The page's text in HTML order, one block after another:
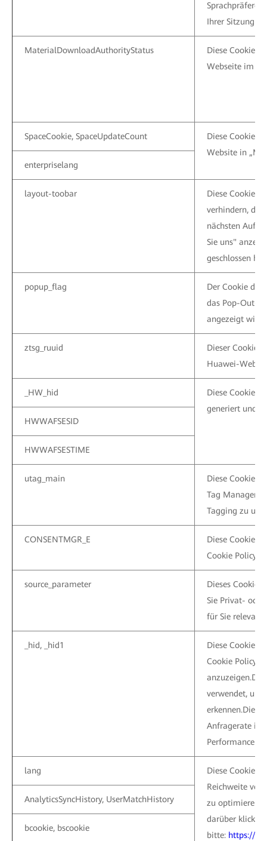
Ihrer Sitzung
MaterialDownloadAuthorityStatus
Diese Cookie
Webseite im
SpaceCookie, SpaceUpdateCount
Diese Cookies
Website in
enterpriselang
layout-toobar
Diese Cookie
verhindern,
nächsten
Sie uns"
geschlossen
popup_flag
Der Cookie
das Pop-Out-
angezeigt wird
ztsg_ruuid
Dieser Cookie
Huawei-
_HW_hid
Diese Cookie
generiert und
HWWAFSESID
HWWAFSESTIME
utag_main
Diese Cookies
Tag
Tagging zu
CONSENTMGR_E
Diese Cookie
Cookie Policy
source_parameter
Dieses Cookie
Sie Privat-
für Sie
_hid, _hid1
Diese Cookies
Cookie Policy
verwendet, um
Anfragerate
Performance
lang
Diese Cookies
Reichweite
zu optimieren.
darüber klicken
bitte: https://
AnalyticsSyncHistory, UserMatchHistory
bcookie, bscookie